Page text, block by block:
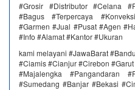
#Grosir #Distributor #Celana
#Bagus #Terpercaya
#Garmen #Jual #Pusat #Agen
#Info #Alamat #Kantor #Ukuran
kami melayani #JawaBarat
#Ciamis #Cianjur #Cirebon
#Majalengka #Pangandaran
#Sumedang #Banjar #Bekasi